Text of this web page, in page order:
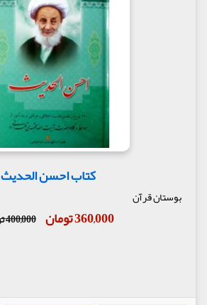
کتاب احسن الحدیث
بوستان قرآن
360,000 تومان 400,000 تومان